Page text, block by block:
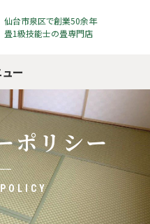
仙台市泉区で創業50余年
畳1級技能士の畳専門店
ー
ポリシー